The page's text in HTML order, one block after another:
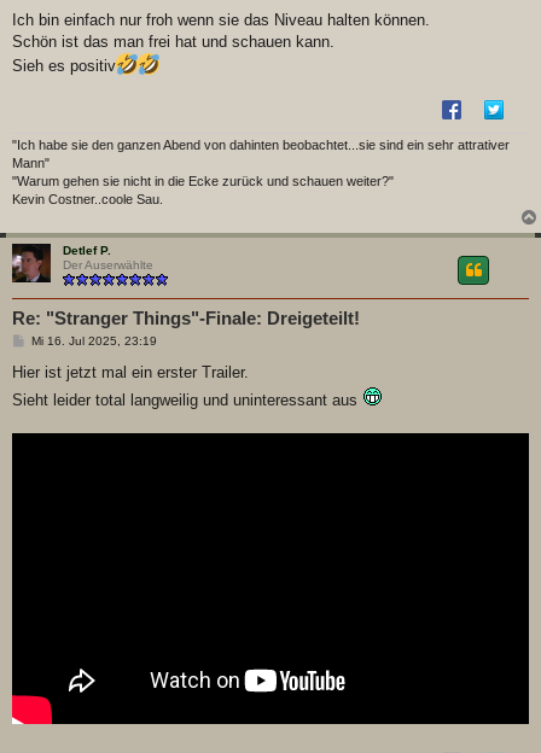
i
r
a
g
Ich bin einfach nur froh wenn sie das Niveau halten können.
Schön ist das man frei hat und schauen kann.
Sieh es positiv
"Ich habe sie den ganzen Abend von dahinten beobachtet...sie sind ein sehr attrativer
Mann"
"Warum gehen sie nicht in die Ecke zurück und schauen weiter?"
Kevin Costner..coole Sau.
Detlef P.
Der Auserwählte
Re: "Stranger Things"-Finale: Dreigeteilt!
B
i
r
Mi 16. Jul 2025, 23:19
Hier ist jetzt mal ein erster Trailer.
Sieht leider total langweilig und uninteressant aus